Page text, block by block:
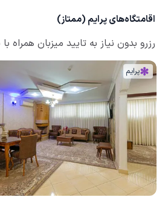
اقامتگاه‌های پرایم (ممتاز)
رزرو بدون نیاز به تایید میزبان همراه
پرایم